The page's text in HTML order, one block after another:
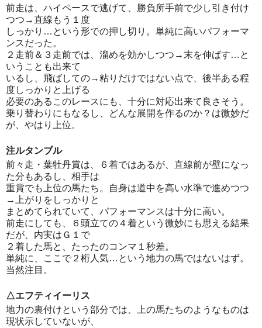
前走は、ハイペースで逃げて、勝負所手前で少し引き付け
つつ→直線もう１度
しっかり…という形での押し切り。単純に高いパフォーマ
ンスだった。
２走前＆３走前では、溜めを効かしつつ→末を伸ばす…と
いうことも出来て
いるし、飛ばしての→粘りだけではない点で、後半ある程
度しっかりと上げる
必要のあるこのレースにも、十分に対応出来て良さそう。
乗り替わりにもなるし、どんな展開を作るのか？は微妙だ
が、やはり上位。
注ルタンブル
前々走・葉牡丹賞は、６着ではあるが、直線前が壁になっ
た分もあるし、相手は
重賞でも上位の馬たち。自身は道中を高い水準で進めつつ
→上がりをしっかりと
まとめてられていて、パフォーマンスは十分に高い。
前走にしても、６頭立ての４着という微妙にも思える結果
だが、内実はＧ１で
２着した馬と、たったのコンマ１秒差。
単純に、ここで２桁人気…という地力の馬ではないはず。
当然注目。
△エフティイーリス
地力の裏付けという部分では、上の馬たちのようなものは
現状示していないが、